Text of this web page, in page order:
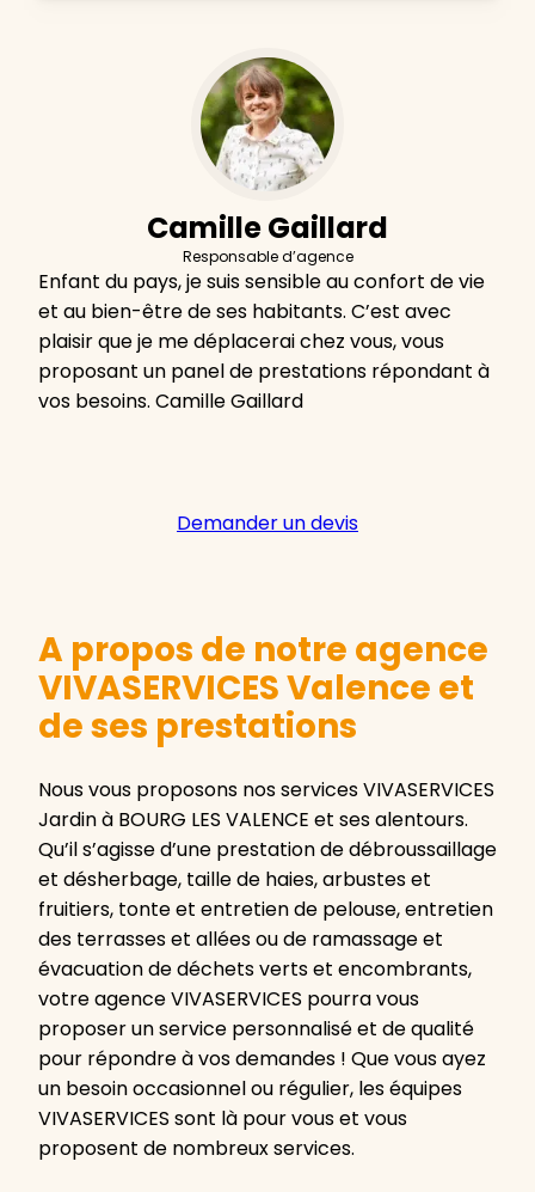
Camille Gaillard
Responsable d’agence
Enfant du pays, je suis sensible au confort de vie
et au bien-être de ses habitants. C’est avec
plaisir que je me déplacerai chez vous, vous
proposant un panel de prestations répondant à
vos besoins. Camille Gaillard
Demander un devis
A propos de notre agence
VIVASERVICES Valence et
de ses prestations
Nous vous proposons nos services VIVASERVICES
Jardin à BOURG LES VALENCE et ses alentours.
Qu’il s’agisse d’une prestation de débroussaillage
et désherbage, taille de haies, arbustes et
fruitiers, tonte et entretien de pelouse, entretien
des terrasses et allées ou de ramassage et
évacuation de déchets verts et encombrants,
votre agence VIVASERVICES pourra vous
proposer un service personnalisé et de qualité
pour répondre à vos demandes ! Que vous ayez
un besoin occasionnel ou régulier, les équipes
VIVASERVICES sont là pour vous et vous
proposent de nombreux services.